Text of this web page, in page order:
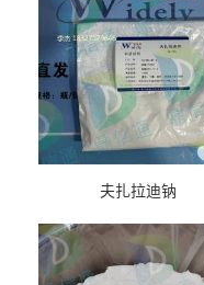
夫扎拉迪钠